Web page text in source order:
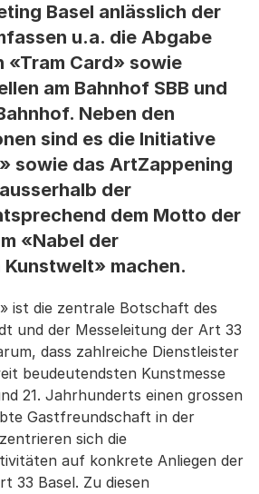
Basel anlässlich der
u.a. die Abgabe
«Tram Card» sowie
am Bahnhof SBB und
Neben den
sind es die Initiative
sowie das ArtZappening
der
dem Motto der
«Nabel der
machen.
ist die zentrale Botschaft des
und der Messeleitung der Art 33
dass zahlreiche Dienstleister
beudeutendsten Kunstmesse
21. Jahrhunderts einen grossen
Gastfreundschaft in der
sich die
auf konkrete Anliegen der
33 Basel. Zu diesen